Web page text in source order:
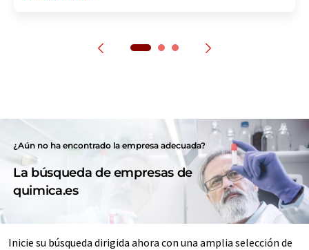
¿Aún no ha encontrado la empresa adecuada?
La búsqueda de empresas de
quimica.es
Inicie su búsqueda dirigida ahora con una amplia selección de